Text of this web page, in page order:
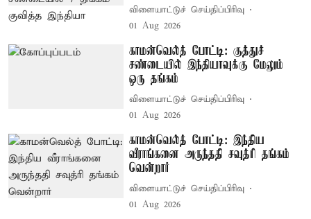
விளையாட்டுச் செய்திப்பிரிவு
01 Aug 2026
காமன்வெல்த் போட்டி: குத்துச்
சண்டையில் இந்தியாவுக்கு மேலும்
ஒரு தங்கம்
விளையாட்டுச் செய்திப்பிரிவு
01 Aug 2026
காமன்வெல்த் போட்டி: இந்திய
வீராங்கனை அருந்ததி சவுத்ரி தங்கம்
வென்றார்
விளையாட்டுச் செய்திப்பிரிவு
01 Aug 2026